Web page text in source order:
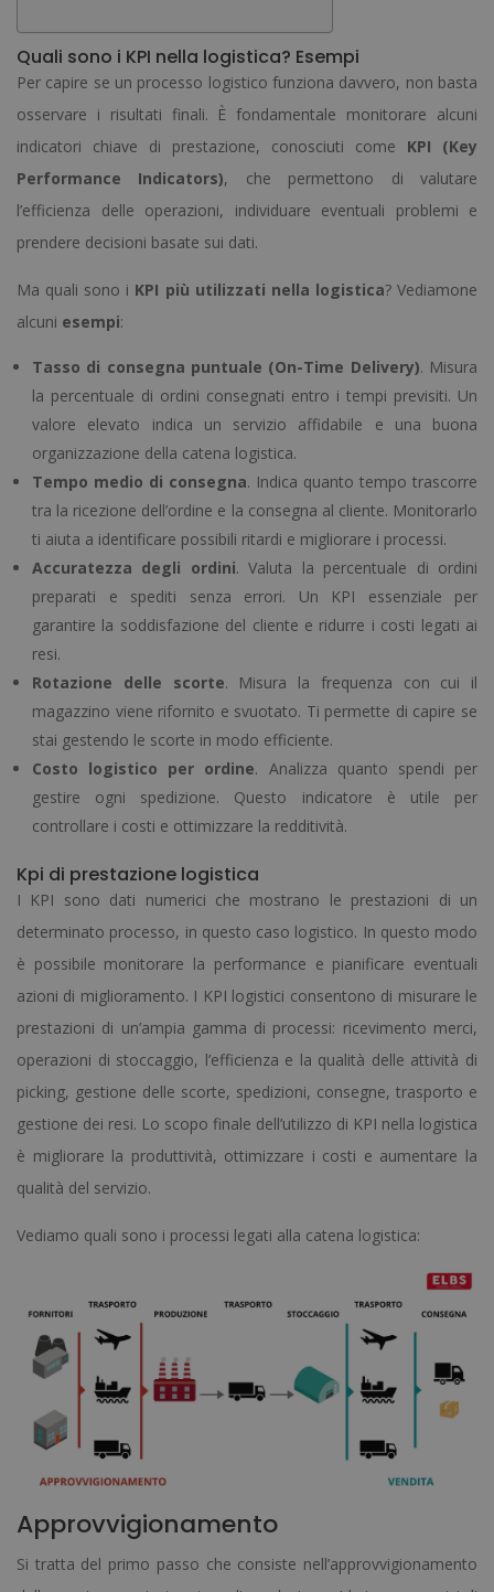
Quali sono i KPI nella logistica? Esempi
Per capire se un processo logistico funziona davvero, non basta
osservare i risultati finali. È fondamentale monitorare alcuni
indicatori chiave di prestazione, conosciuti come KPI (Key
Performance Indicators), che permettono di valutare
l’efficienza delle operazioni, individuare eventuali problemi e
prendere decisioni basate sui dati.
Ma quali sono i KPI più utilizzati nella logistica? Vediamone
alcuni esempi:
Tasso di consegna puntuale (On-Time Delivery). Misura
la percentuale di ordini consegnati entro i tempi previsiti. Un
valore elevato indica un servizio affidabile e una buona
organizzazione della catena logistica.
Tempo medio di consegna. Indica quanto tempo trascorre
tra la ricezione dell’ordine e la consegna al cliente. Monitorarlo
ti aiuta a identificare possibili ritardi e migliorare i processi.
Accuratezza degli ordini. Valuta la percentuale di ordini
preparati e spediti senza errori. Un KPI essenziale per
garantire la soddisfazione del cliente e ridurre i costi legati ai
resi.
Rotazione delle scorte. Misura la frequenza con cui il
magazzino viene rifornito e svuotato. Ti permette di capire se
stai gestendo le scorte in modo efficiente.
Costo logistico per ordine. Analizza quanto spendi per
gestire ogni spedizione. Questo indicatore è utile per
controllare i costi e ottimizzare la redditività.
Kpi di prestazione logistica
I KPI sono dati numerici che mostrano le prestazioni di un
determinato processo, in questo caso logistico. In questo modo
è possibile monitorare la performance e pianificare eventuali
azioni di miglioramento. I KPI logistici consentono di misurare le
prestazioni di un’ampia gamma di processi: ricevimento merci,
operazioni di stoccaggio, l’efficienza e la qualità delle attività di
picking, gestione delle scorte, spedizioni, consegne, trasporto e
gestione dei resi. Lo scopo finale dell’utilizzo di KPI nella logistica
è migliorare la produttività, ottimizzare i costi e aumentare la
qualità del servizio.
Vediamo quali sono i processi legati alla catena logistica:
Approvvigionamento
Si tratta del primo passo che consiste nell’approvvigionamento